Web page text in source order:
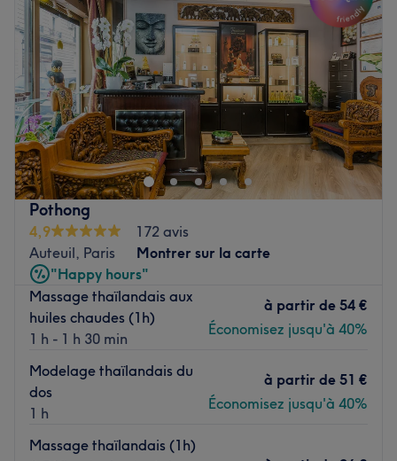
Pothong
4,9
172 avis
Auteuil, Paris
Montrer sur la carte
"Happy hours"
Massage thaïlandais aux
huiles chaudes (1h)
1 h - 1 h 30 min
à partir de 54 €
Économisez jusqu'à 40%
Modelage thaïlandais du
dos
1 h
à partir de 51 €
Économisez jusqu'à 40%
Massage thaïlandais (1h)